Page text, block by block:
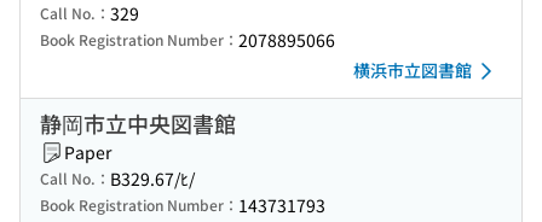
Call No.： 329
Book Registration Number： 2078895066
横浜市立図書館
静岡市立中央図書館
Paper
Call No.： B329.67/ﾋ/
Book Registration Number： 143731793